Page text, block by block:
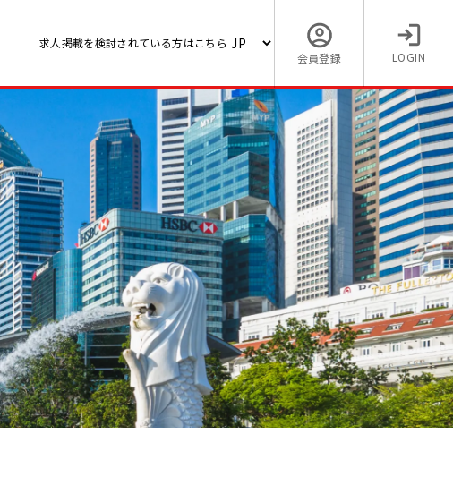
求人掲載を検討されている方はこちら
会員登録
LOGIN